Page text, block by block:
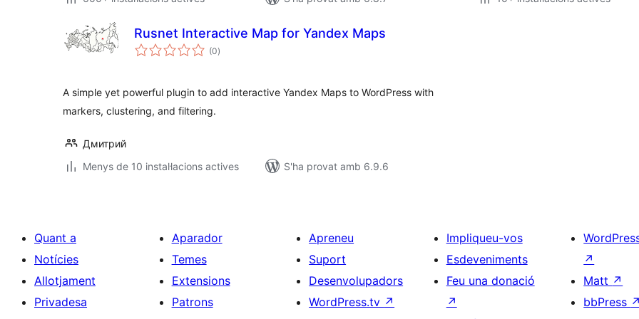
Rusnet Interactive Map for Yandex Maps
(0puntuacions
totals
)
A simple yet powerful plugin to add interactive Yandex Maps to WordPress with
markers, clustering, and filtering.
Дмитрий
Menys de 10 instal·lacions actives
S'ha provat amb 6.9.6
Quant a
Notícies
Allotjament
Privadesa
Aparador
Temes
Extensions
Patrons
Apreneu
Suport
Desenvolupadors
WordPress.tv ↗
Impliqueu-vos
Esdeveniments
Feu una donació
↗
↗
Matt ↗
bbPress ↗